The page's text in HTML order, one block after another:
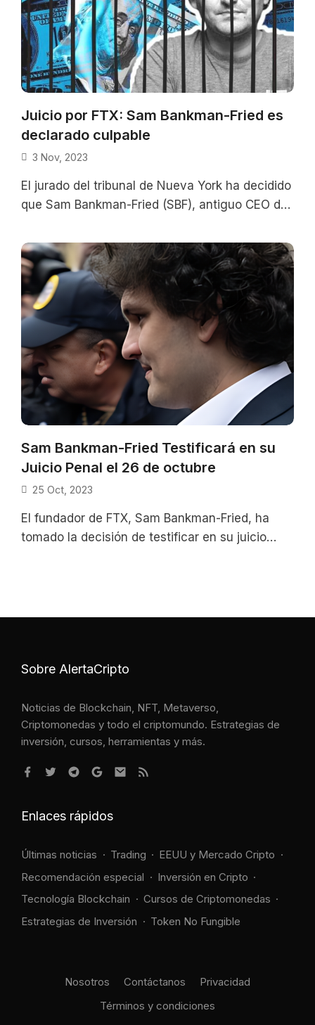
Juicio por FTX: Sam Bankman-Fried es
declarado culpable
3 Nov, 2023
El jurado del tribunal de Nueva York ha decidido
que Sam Bankman-Fried (SBF), antiguo CEO de
Sam Bankman-Fried Testificará en su
Juicio Penal el 26 de octubre
25 Oct, 2023
El fundador de FTX, Sam Bankman-Fried, ha
tomado la decisión de testificar en su juicio
Sobre AlertaCripto
Noticias de Blockchain, NFT, Metaverso,
Criptomonedas y todo el criptomundo. Estrategias de
inversión, cursos, herramientas y más.
Enlaces rápidos
Últimas noticias Trading
EEUU y Mercado Cripto
Recomendación especial
Inversión en Cripto
Tecnología Blockchain
Cursos de Criptomonedas
Estrategias de Inversión
Token No Fungible
Nosotros Contáctanos
Privacidad
Términos y condiciones